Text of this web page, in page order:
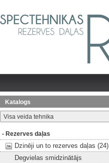
Katalogs
- Rezerves daļas
Dzinēji un to rezerves daļas (24)
Degvielas smidzinātājs